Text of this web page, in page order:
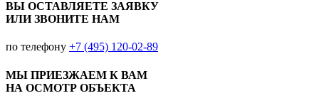
ВЫ ОСТАВЛЯЕТЕ ЗАЯВКУ
ИЛИ ЗВОНИТЕ НАМ
по телефону +7 (495) 120-02-89
МЫ ПРИЕЗЖАЕМ К ВАМ
НА ОСМОТР ОБЪЕКТА